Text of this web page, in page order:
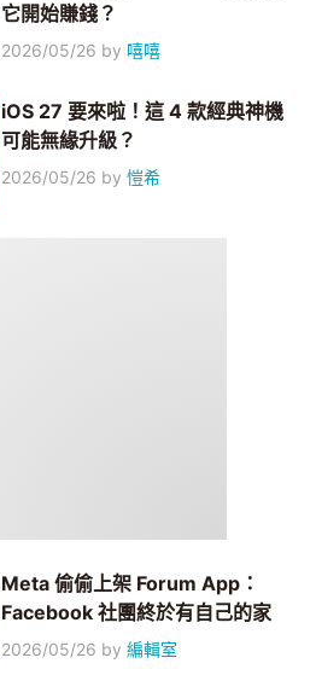
它開始賺錢？
2026/05/26 by 嘻嘻
iOS 27 要來啦！這 4 款經典神機
可能無緣升級？
2026/05/26 by愷希
Meta 偷偷上架 Forum App：
Facebook 社團終於有自己的家
2026/05/26 by編輯室